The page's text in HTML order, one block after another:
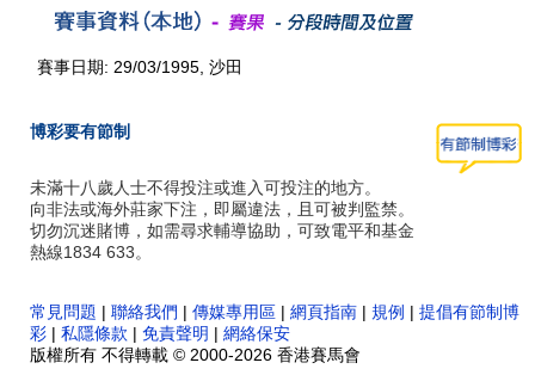
賽事日期: 29/03/1995, 沙田
博彩要有節制
未滿十八歲人士不得投注或進入可投注的地方。
向非法或海外莊家下注，即屬違法，且可被判監禁。
切勿沉迷賭博，如需尋求輔導協助，可致電平和基金
熱線1834 633。
常見問題 | 聯絡我們 | 傳媒專用區 | 網頁指南 | 規例 | 提倡有節制博
彩 | 私隱條款 | 免責聲明 | 網絡保安
版權所有 不得轉載 © 2000-2026 香港賽馬會